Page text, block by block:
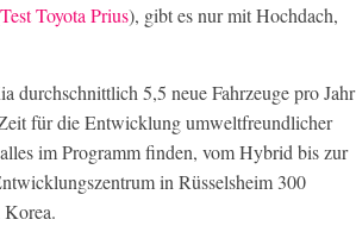
Test Toyota Prius), gibt es nur mit Hochdach,
durchschnittlich 5,5 neue Fahrzeuge pro Jahr
für die Entwicklung umweltfreundlicher
im Programm finden, vom Hybrid bis zur
in Rüsselsheim 300